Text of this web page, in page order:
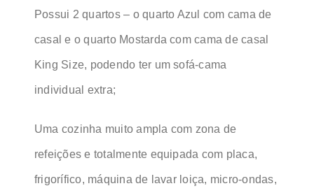
Possui 2 quartos – o quarto Azul com cama de
casal e o quarto Mostarda com cama de casal
King Size, podendo ter um sofá-cama
individual extra;
Uma cozinha muito ampla com zona de
refeições e totalmente equipada com placa,
frigorífico, máquina de lavar loiça, micro-ondas,